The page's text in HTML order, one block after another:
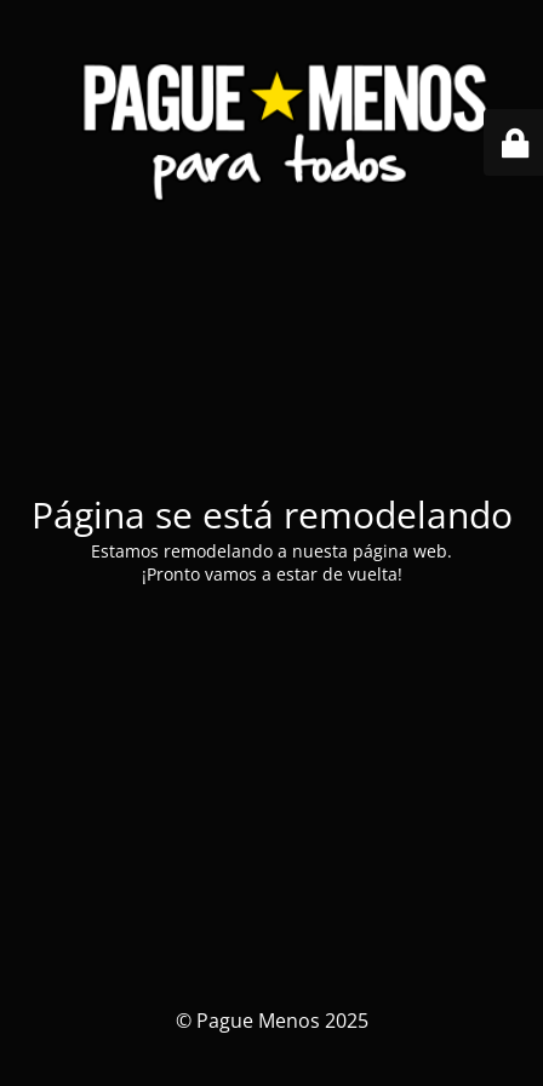
Página se está remodelando
Estamos remodelando a nuesta página web.
¡Pronto vamos a estar de vuelta!
© Pague Menos 2025